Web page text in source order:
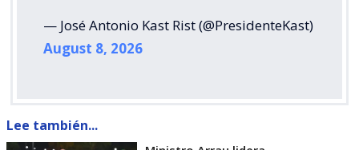
— José Antonio Kast Rist (@PresidenteKast)
August 8, 2026
Lee también...